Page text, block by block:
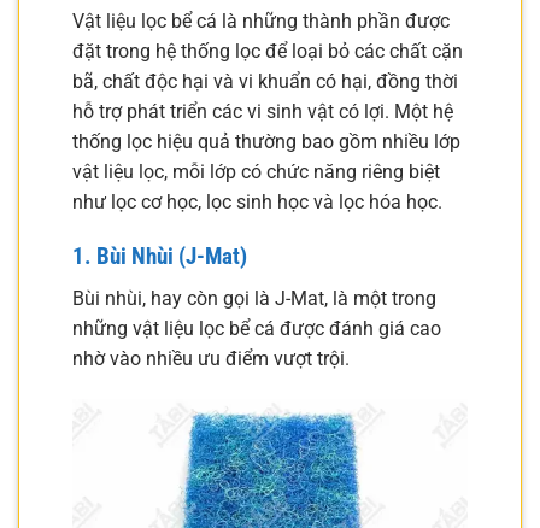
Vật liệu lọc bể cá là những thành phần được
đặt trong hệ thống lọc để loại bỏ các chất cặn
bã, chất độc hại và vi khuẩn có hại, đồng thời
hỗ trợ phát triển các vi sinh vật có lợi. Một hệ
thống lọc hiệu quả thường bao gồm nhiều lớp
vật liệu lọc, mỗi lớp có chức năng riêng biệt
như lọc cơ học, lọc sinh học và lọc hóa học.
1. Bùi Nhùi (J-Mat)
Bùi nhùi, hay còn gọi là J-Mat, là một trong
những vật liệu lọc bể cá được đánh giá cao
nhờ vào nhiều ưu điểm vượt trội.